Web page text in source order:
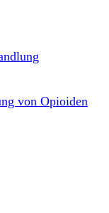
von Opioiden